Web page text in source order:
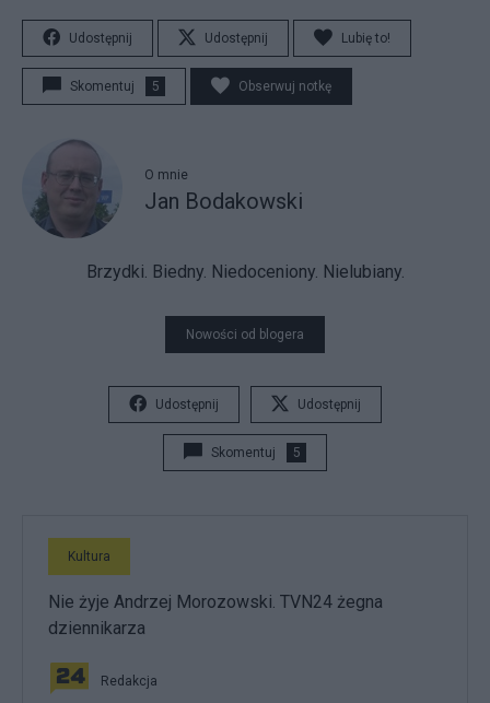
Udostępnij Udostępnij Lubię to!
Skomentuj 5 Obserwuj notkę
O mnie
Jan Bodakowski
Brzydki. Biedny. Niedoceniony. Nielubiany.
Nowości od blogera
Udostępnij Udostępnij
Skomentuj 5
Kultura
Nie żyje Andrzej Morozowski. TVN24 żegna
dziennikarza
Redakcja